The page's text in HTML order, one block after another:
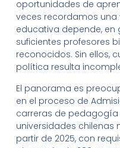
oportunidades de
veces recordamos
educativa depende,
suficientes profesores
reconocidos. Sin ellos,
política resulta
El panorama es
en el proceso de
carreras de
universidades chilenas
partir de 2025, con